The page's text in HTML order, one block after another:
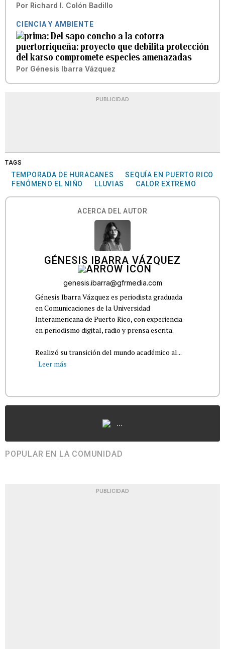
Por Richard I. Colón Badillo
CIENCIA Y AMBIENTE
Del sapo concho a la cotorra
puertorriqueña: proyecto que debilita protección
del karso compromete especies amenazadas
Por Génesis Ibarra Vázquez
PUBLICIDAD
TAGS
TEMPORADA DE HURACANES
SEQUÍA EN PUERTO RICO
FENÓMENO EL NIÑO
LLUVIAS CALOR EXTREMO
ACERCA DEL AUTOR
GÉNESIS IBARRA VÁZQUEZ
genesis.ibarra@gfrmedia.com
Génesis Ibarra Vázquez es periodista graduada
en Comunicaciones de la Universidad
Interamericana de Puerto Rico, con experiencia
en periodismo digital, radio y prensa escrita.
Realizó su transición del mundo académico al...
Leer más
...
POPULAR EN LA COMUNIDAD
PUBLICIDAD